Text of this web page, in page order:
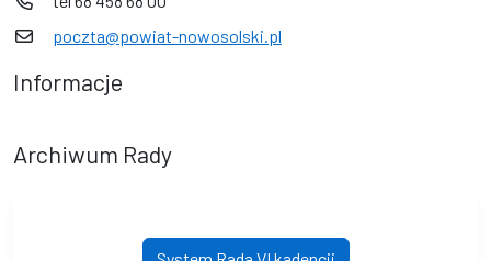
poczta@powiat-nowosolski.pl
Informacje
Archiwum Rady